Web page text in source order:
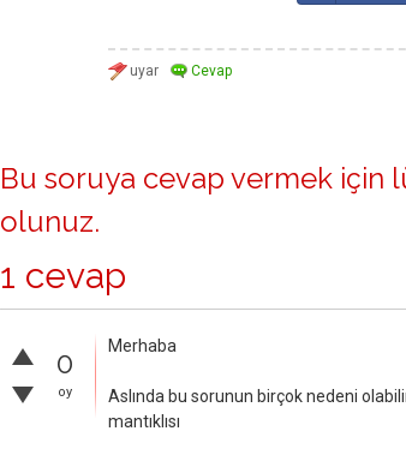
Bu soruya cevap vermek için
olunuz.
1 cevap
0
oy
Merhaba
Aslında bu sorunun birçok nedeni
mantıklısı